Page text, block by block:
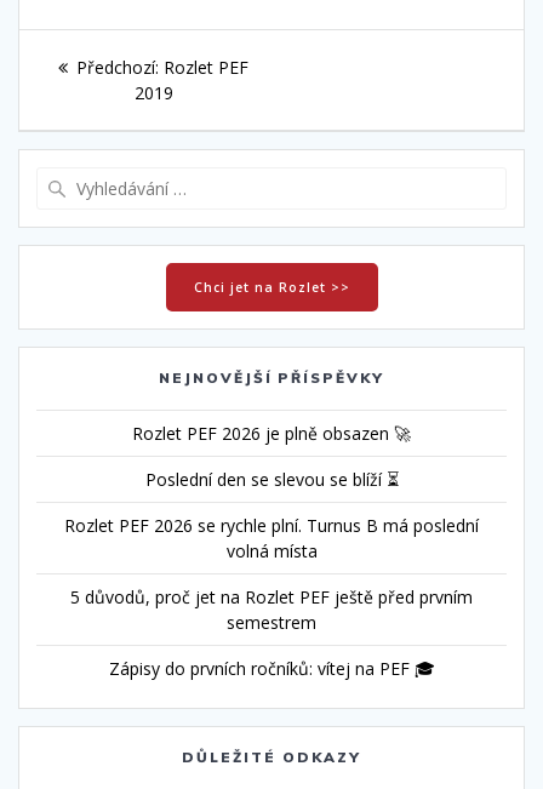
Navigace
příspěvek
Předchozí: Předchozí
příspěvek:
Rozlet PEF
2019
Chci jet na Rozlet >>
NEJNOVĚJŠÍ PŘÍSPĚVKY
Rozlet PEF 2026 je plně obsazen 🚀
Poslední den se slevou se blíží ⏳
Rozlet PEF 2026 se rychle plní. Turnus B má poslední
volná místa
5 důvodů, proč jet na Rozlet PEF ještě před prvním
semestrem
Zápisy do prvních ročníků: vítej na PEF 🎓
DŮLEŽITÉ ODKAZY